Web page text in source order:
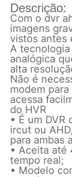
Descrição:
Com o dvr
imagens
vistos antes
A
analógica
alta
Não é
modem
acessa
do HVR
• É um DVR
ircut ou
para ambas
• Aceita até
tempo real;
• Modelo